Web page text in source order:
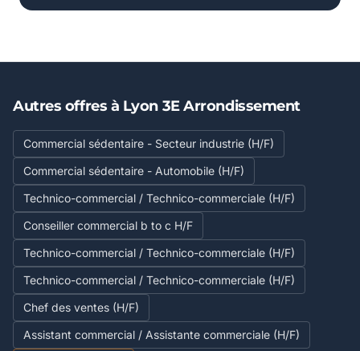
Autres offres à Lyon 3E Arrondissement
Commercial sédentaire - Secteur industrie (H/F)
Commercial sédentaire - Automobile (H/F)
Technico-commercial / Technico-commerciale (H/F)
Conseiller commercial b to c H/F
Technico-commercial / Technico-commerciale (H/F)
Technico-commercial / Technico-commerciale (H/F)
Chef des ventes (H/F)
Assistant commercial / Assistante commerciale (H/F)